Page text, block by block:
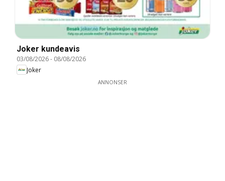
Joker kundeavis
03/08/2026- 08/08/2026
Joker
ANNONSER